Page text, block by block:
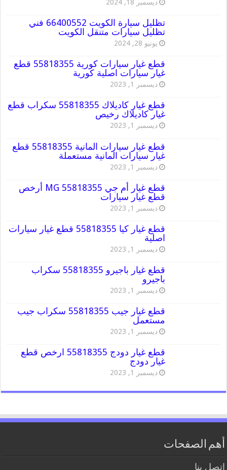
ديسمبر 18, 2024
تظليل سيارة الكويت 66400552 فني
تظليل سيارات متنقل الكويت
يونيو 28, 2024
قطع غيار سيارات كورية 55818355 قطع
غيار سيارات اصلية كورية
ديسمبر 1, 2023
قطع غيار كاديلاك 55818355 سكراب قطع
غيار كاديلاك رخيص
ديسمبر 1, 2023
قطع غيار سيارات المانية 55818355 قطع
غيار سيارات المانية مستعملة
ديسمبر 1, 2023
قطع غيار أم جي MG 55818355 أرخص
قطع غيار سيارات
ديسمبر 1, 2023
قطع غيار كيا 55818355 قطع غيار سيارات
اصلية
ديسمبر 1, 2023
قطع غيار باجيرو 55818355 سكراب
باجيرو
ديسمبر 1, 2023
قطع غيار جيب 55818355 سكراب جيب
مستعمل
ديسمبر 1, 2023
قطع غيار دودج 55818355 ارخص قطع
غيار دودج
ديسمبر 1, 2023
أهم الصفحات
اتصل بنا